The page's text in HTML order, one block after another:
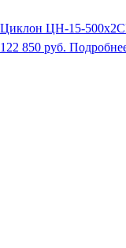
Циклон ЦН-15-
122 850 руб.